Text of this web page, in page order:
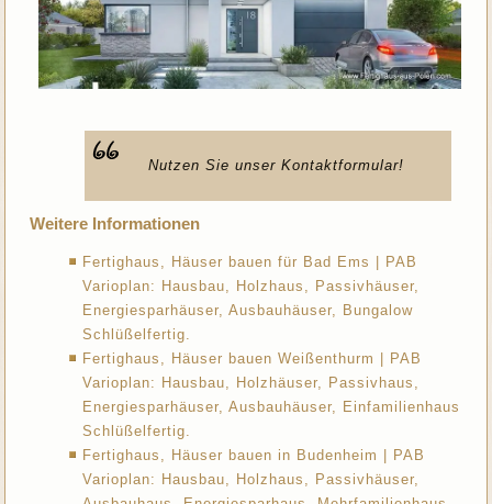
Nutzen Sie unser Kontaktformular!
Weitere Informationen
Fertighaus, Häuser bauen für Bad Ems | PAB
Varioplan: Hausbau, Holzhaus, Passivhäuser,
Energiesparhäuser, Ausbauhäuser, Bungalow
Schlüßelfertig.
Fertighaus, Häuser bauen Weißenthurm | PAB
Varioplan: Hausbau, Holzhäuser, Passivhaus,
Energiesparhäuser, Ausbauhäuser, Einfamilienhaus
Schlüßelfertig.
Fertighaus, Häuser bauen in Budenheim | PAB
Varioplan: Hausbau, Holzhaus, Passivhäuser,